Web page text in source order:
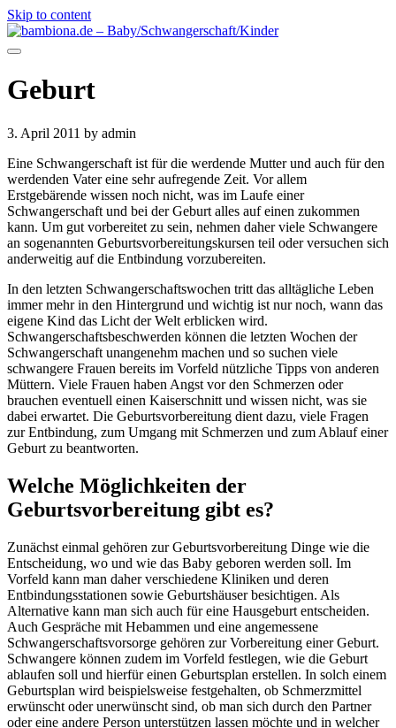
Skip to content
Geburt
3. April 2011 by admin
Eine Schwangerschaft ist für die werdende Mutter und auch für den
werdenden Vater eine sehr aufregende Zeit. Vor allem
Erstgebärende wissen noch nicht, was im Laufe einer
Schwangerschaft und bei der Geburt alles auf einen zukommen
kann. Um gut vorbereitet zu sein, nehmen daher viele Schwangere
an sogenannten Geburtsvorbereitungskursen teil oder versuchen sich
anderweitig auf die Entbindung vorzubereiten.
In den letzten Schwangerschaftswochen tritt das alltägliche Leben
immer mehr in den Hintergrund und wichtig ist nur noch, wann das
eigene Kind das Licht der Welt erblicken wird.
Schwangerschaftsbeschwerden können die letzten Wochen der
Schwangerschaft unangenehm machen und so suchen viele
schwangere Frauen bereits im Vorfeld nützliche Tipps von anderen
Müttern. Viele Frauen haben Angst vor den Schmerzen oder
brauchen eventuell einen Kaiserschnitt und wissen nicht, was sie
dabei erwartet. Die Geburtsvorbereitung dient dazu, viele Fragen
zur Entbindung, zum Umgang mit Schmerzen und zum Ablauf einer
Geburt zu beantworten.
Welche Möglichkeiten der
Geburtsvorbereitung gibt es?
Zunächst einmal gehören zur Geburtsvorbereitung Dinge wie die
Entscheidung, wo und wie das Baby geboren werden soll. Im
Vorfeld kann man daher verschiedene Kliniken und deren
Entbindungsstationen sowie Geburtshäuser besichtigen. Als
Alternative kann man sich auch für eine Hausgeburt entscheiden.
Auch Gespräche mit Hebammen und eine angemessene
Schwangerschaftsvorsorge gehören zur Vorbereitung einer Geburt.
Schwangere können zudem im Vorfeld festlegen, wie die Geburt
ablaufen soll und hierfür einen Geburtsplan erstellen. In solch einem
Geburtsplan wird beispielsweise festgehalten, ob Schmerzmittel
erwünscht oder unerwünscht sind, ob man sich durch den Partner
oder eine andere Person unterstützen lassen möchte und in welcher